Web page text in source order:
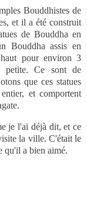
Bouddhistes de
et il a été construit
de Bouddha en
Bouddha assis en
pour environ 3
petite. Ce sont de
que ces statues
et comportent
je l'ai déjà dit, et ce
la ville. C'était le
qu'il a bien aimé.